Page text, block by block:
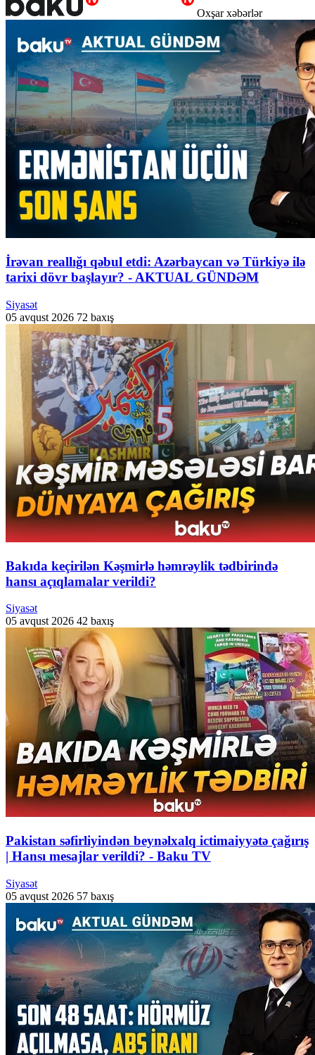
Oxşar xəbərlər
İrəvan reallığı qəbul etdi: Azərbaycan və Türkiyə ilə
tarixi dövr başlayır? - AKTUAL GÜNDƏM
Siyasət
05 avqust 2026 72 baxış
Bakıda keçirilən Kəşmirlə həmrəylik tədbirində
hansı açıqlamalar verildi?
Siyasət
05 avqust 2026 42 baxış
Pakistan səfirliyindən beynəlxalq ictimaiyyətə çağırış
| Hansı mesajlar verildi? - Baku TV
Siyasət
05 avqust 2026 57 baxış